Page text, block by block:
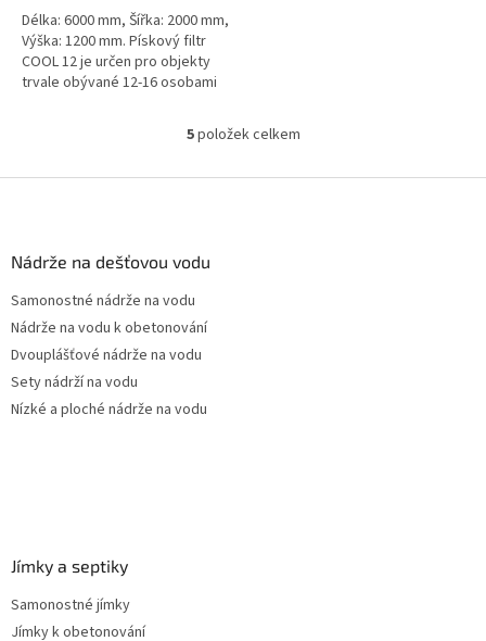
Délka: 6000 mm, Šířka: 2000 mm,
Výška: 1200 mm. Pískový filtr
COOL 12 je určen pro objekty
trvale obývané 12-16 osobami
O
l
5položek celkem
Nádrže na dešťovou vodu
Samonostné nádrže na vodu
Nádrže na vodu k obetonování
Dvouplášťové nádrže na vodu
Sety nádrží na vodu
Nízké a ploché nádrže na vodu
Jímky a septiky
Samonostné jímky
Jímky k obetonování